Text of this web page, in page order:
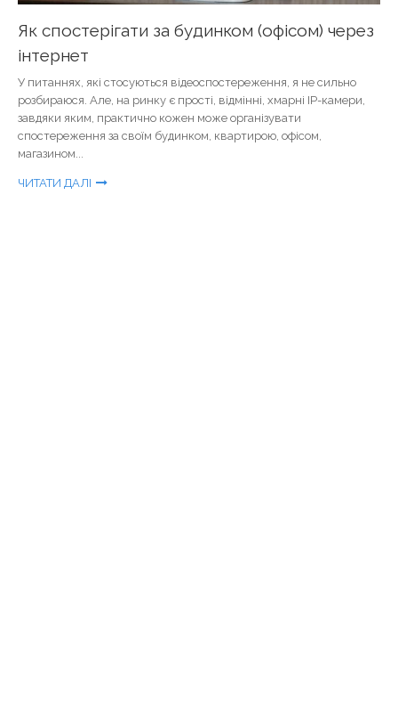
Як спостерігати за будинком (офісом) через
інтернет
У питаннях, які стосуються відеоспостереження, я не сильно
розбираюся. Але, на ринку є прості, відмінні, хмарні IP-камери,
завдяки яким, практично кожен може організувати
спостереження за своїм будинком, квартирою, офісом,
магазином...
ЧИТАТИ ДАЛІ